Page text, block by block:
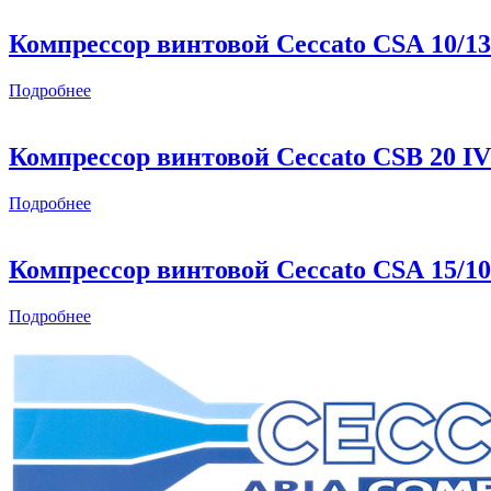
Компрессор винтовой Ceccato CSА 10/13
Подробнее
Компрессор винтовой Ceccato CSB 20
Подробнее
Компрессор винтовой Ceccato CSА 15/10
Подробнее